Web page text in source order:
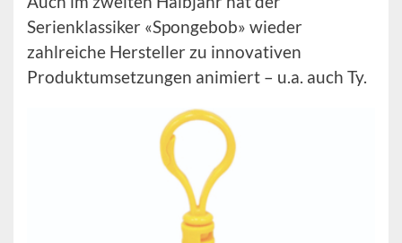
Serienklassiker «Spongebob» wieder
zahlreiche Hersteller zu innovativen
Produktumsetzungen animiert – u.a. auch Ty.